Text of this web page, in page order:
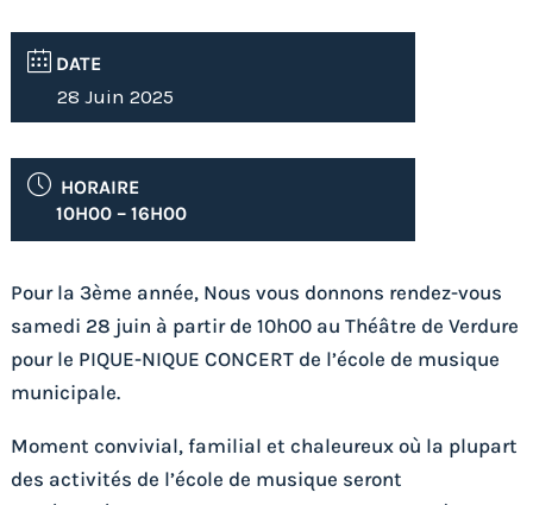
DATE
28 Juin 2025
HORAIRE
10H00 – 16H00
Pour la 3ème année, Nous vous donnons rendez-vous
samedi 28 juin à partir de 10h00 au Théâtre de Verdure
pour le PIQUE-NIQUE CONCERT de l’école de musique
municipale.
Moment convivial, familial et chaleureux où la plupart
des activités de l’école de musique seront